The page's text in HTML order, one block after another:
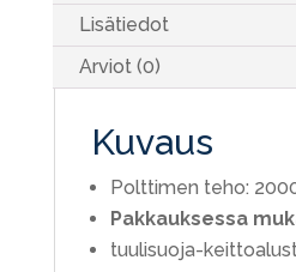
Lisätiedot
Arviot (0)
Kuvaus
Polttimen teho:
Pakkauksessa
tuulisuoja-